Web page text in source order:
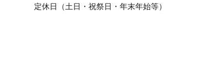
定休日（土日・祝祭日・年末年始等）